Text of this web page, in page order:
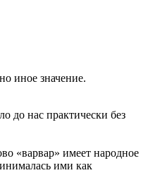
иное значение.
до нас практически без
«варвар» имеет народное
ими как